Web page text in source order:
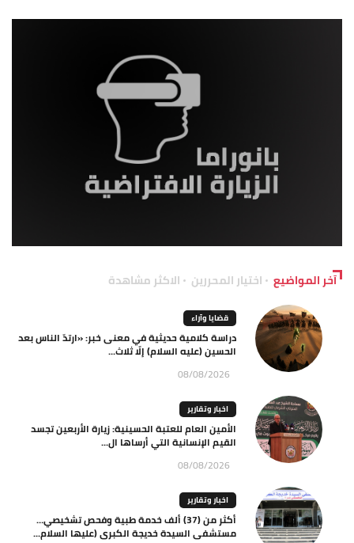
آخر المواضيع اختيار المحررين الاكثر مشاهدة
قضايا وآراء
دراسة كلامية حديثية في معنى خبر: «ارتدّ الناس بعد
الحسين (عليه السلام) إلّا ثلاث...
08/08/2026
اخبار وتقارير
الأمين العام للعتبة الحسينية: زيارة الأربعين تجسد
القيم الإنسانية التي أرساها ال...
08/08/2026
اخبار وتقارير
أكثر من (37) ألف خدمة طبية وفحص تشخيصي…
مستشفى السيدة خديجة الكبرى (عليها السلام...